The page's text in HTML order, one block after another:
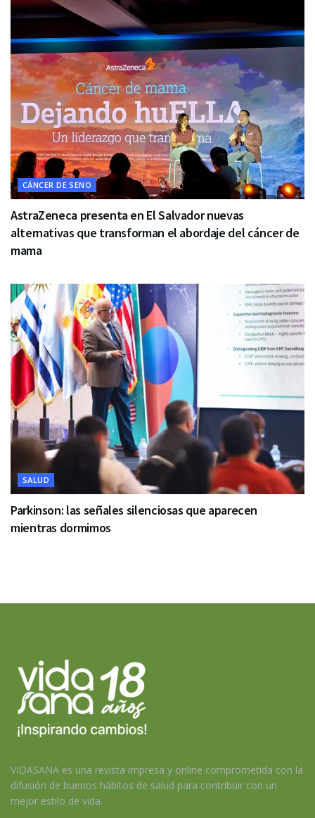
CÁNCER DE SENO
AstraZeneca presenta en El Salvador nuevas
alternativas que transforman el abordaje del cáncer de
mama
SALUD
Parkinson: las señales silenciosas que aparecen
mientras dormimos
VIDASANA es una revista impresa y online comprometida con la
difusión de buenos hábitos de salud para contribuir con un
mejor estilo de vida.